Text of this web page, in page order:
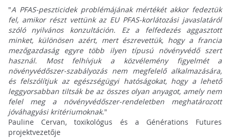
"A PFAS-peszticidek problémájának mértékét akkor fedeztük
fel, amikor részt vettünk az EU PFAS-korlátozási javaslatáról
szóló nyilvános konzultáción. Ez a felfedezés aggasztott
minket, különösen azért, mert észrevettük, hogy a francia
mezőgazdaság egyre több ilyen típusú növényvédő szert
használ. Most felhívjuk a közvélemény figyelmét a
növényvédőszer-szabályozás nem megfelelő alkalmazására,
és felszólítjuk az egészségügyi hatóságokat, hogy a lehető
leggyorsabban tiltsák be az összes olyan anyagot, amely nem
felel meg a növényvédőszer-rendeletben meghatározott
jóváhagyási kritériumoknak."
Pauline Cervan, toxikológus és a Générations Futures
projektvezetője